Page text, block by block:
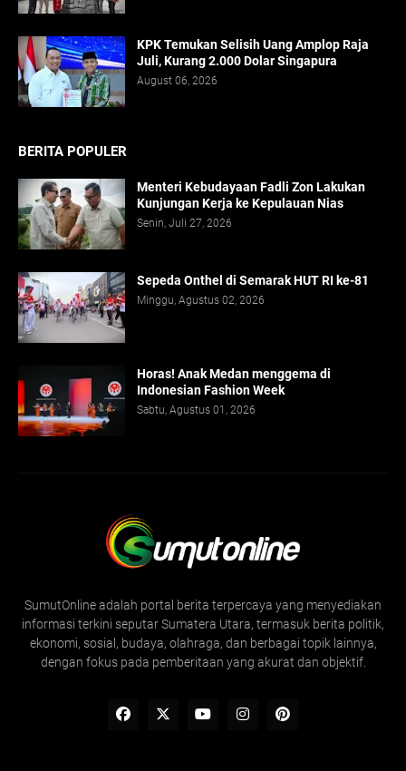
KPK Temukan Selisih Uang Amplop Raja
Juli, Kurang 2.000 Dolar Singapura
August 06, 2026
BERITA POPULER
Menteri Kebudayaan Fadli Zon Lakukan
Kunjungan Kerja ke Kepulauan Nias
Senin, Juli 27, 2026
Sepeda Onthel di Semarak HUT RI ke-81
Minggu, Agustus 02, 2026
Horas! Anak Medan menggema di
Indonesian Fashion Week
Sabtu, Agustus 01, 2026
SumutOnline adalah portal berita terpercaya yang menyediakan
informasi terkini seputar Sumatera Utara, termasuk berita politik,
ekonomi, sosial, budaya, olahraga, dan berbagai topik lainnya,
dengan fokus pada pemberitaan yang akurat dan objektif.